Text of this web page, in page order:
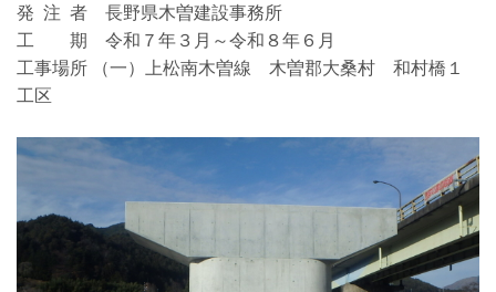
発 注 者 長野県木曽建設事務所
工 期 令和７年３月～令和８年６月
工事場所 （一）上松南木曽線 木曽郡大桑村 和村橋１
工区